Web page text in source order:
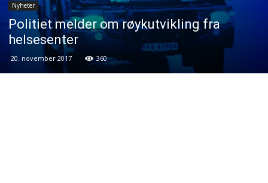
Nyheter
Politiet melder om røykutvikling fra
helsesenter
20. november 2017 360